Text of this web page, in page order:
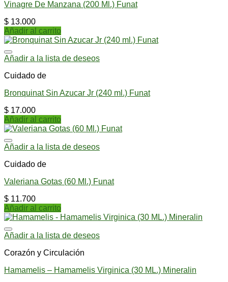
Vinagre De Manzana (200 Ml.) Funat
$ 13.000
Añadir al carrito
Añadir a la lista de deseos
Cuidado de
Bronquinat Sin Azucar Jr (240 ml.) Funat
$ 17.000
Añadir al carrito
Añadir a la lista de deseos
Cuidado de
Valeriana Gotas (60 Ml.) Funat
$ 11.700
Añadir al carrito
Añadir a la lista de deseos
Corazón y Circulación
Hamamelis – Hamamelis Virginica (30 ML.) Mineralin